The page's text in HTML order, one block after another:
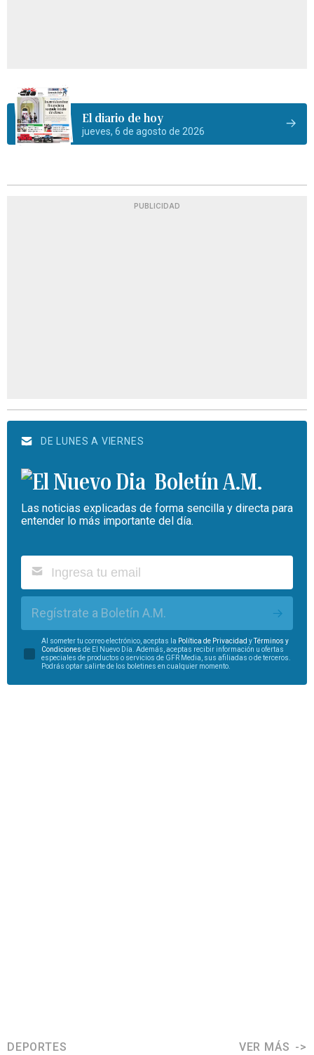
El diario de hoy
jueves, 6 de agosto de 2026
PUBLICIDAD
DE LUNES A VIERNES
Boletín A.M.
Las noticias explicadas de forma sencilla y directa para
entender lo más importante del día.
Regístrate a Boletín A.M.
Al someter tu correo electrónico, aceptas la Política de Privacidad yTérminos y
Condiciones de El Nuevo Día. Además, aceptas recibir información u ofertas
especiales de productos o servicios de GFR Media, sus afiliadas o de terceros.
Podrás optar salirte de los boletines en cualquier momento.
DEPORTES VER MÁS